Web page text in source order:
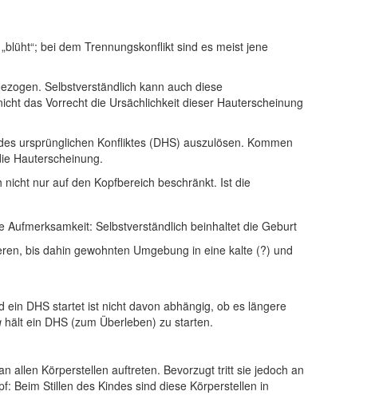
bei dem Trennungskonflikt sind es meist jene
Selbstverständlich kann auch diese
das Vorrecht die Ursächlichkeit dieser Hauterscheinung
ursprünglichen Konfliktes (DHS) auszulösen. Kommen
Hauterscheinung.
nur auf den Kopfbereich beschränkt. Ist die
Aufmerksamkeit: Selbstverständlich beinhaltet die Geburt
bis dahin gewohnten Umgebung in eine kalte (?) und
ein DHS startet ist nicht davon abhängig, ob es längere
hält ein DHS (zum Überleben) zu starten.
allen Körperstellen auftreten. Bevorzugt tritt sie jedoch an
Beim Stillen des Kindes sind diese Körperstellen in